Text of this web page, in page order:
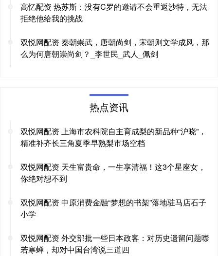
高忆配资 热苏斯：没有C罗的邀请不会重返沙特，无法
拒绝他给我的挑战
双悦网配资 秦朝崇武，唐朝尚剑，宋朝则文学成风，那
么为何唐朝崇尚剑？_李世民_武人_佩剑
热点资讯
双悦网配资 上海市农科院自主育成梨的新品种“沪晓”，
精准补齐长三角夏季早熟梨市场空档
双悦网配资 天生富贵命，一生享清福！这3个星座女，
你绝对想不到
双悦网配资 中原消费金融“梦想的书架”落地驻马店石子
小学
双悦网配资 外交部批一些日本政客：对历史遗留问题噤
若寒蝉，却对中国台湾说三道四